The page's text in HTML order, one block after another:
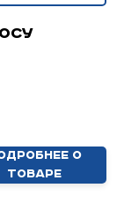
о
товаре